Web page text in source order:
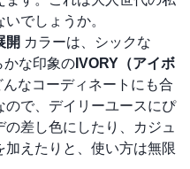
でしょうか。
開 カラーは、シックな
かな印象の IVORY（アイボ
なコーディネートにも合
ので、デイリーユースにぴ
差し色にしたり、カジュ
えたりと、使い方は無限